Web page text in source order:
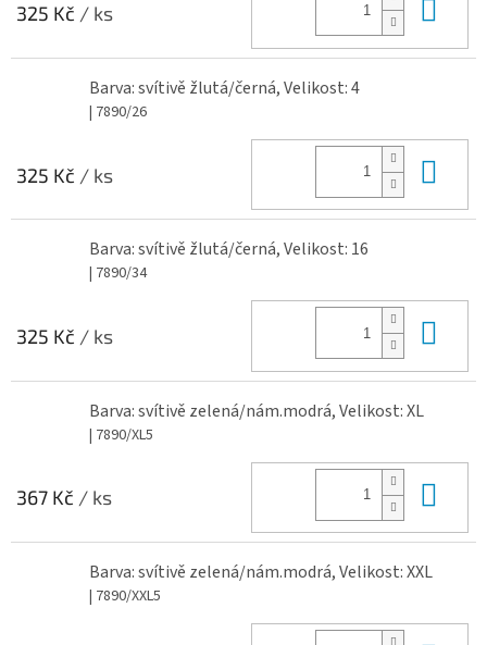
325 Kč / ks
Barva: svítivě žlutá/černá, Velikost: 4
| 7890/26
325 Kč / ks
Barva: svítivě žlutá/černá, Velikost: 16
| 7890/34
325 Kč / ks
Barva: svítivě zelená/nám.modrá, Velikost: XL
| 7890/XL5
367 Kč / ks
Barva: svítivě zelená/nám.modrá, Velikost: XXL
| 7890/XXL5